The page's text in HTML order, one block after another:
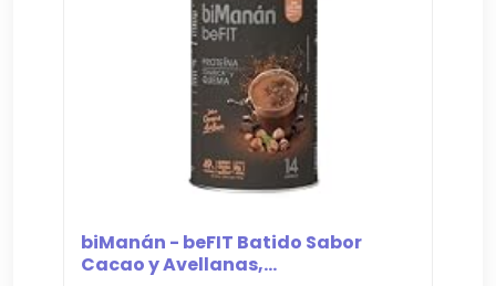
biManán - beFIT Batido Sabor
Cacao y Avellanas,...